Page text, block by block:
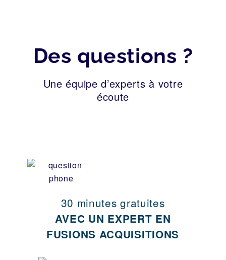
Des questions ?
Une équipe d’experts à votre
écoute
30 minutes gratuites
AVEC UN EXPERT EN
FUSIONS ACQUISITIONS